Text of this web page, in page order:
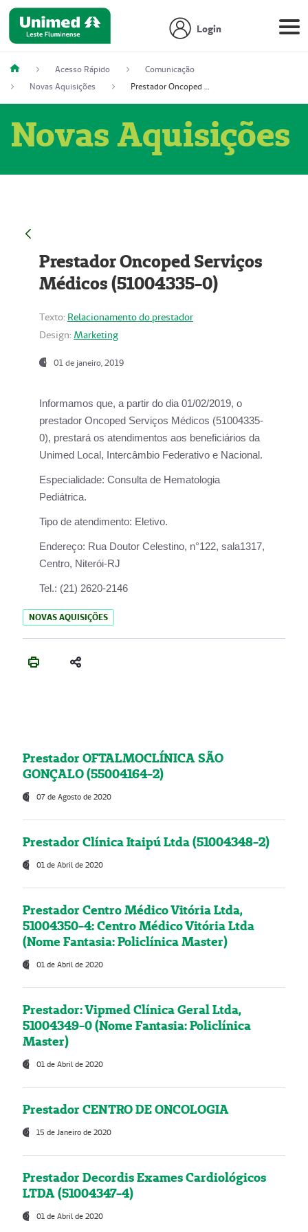
Login
Acesso Rápido
Comunicação
Novas Aquisições
Prestador Oncoped Serviços Médicos (51004335-0)
Novas Aquisições
Prestador Oncoped Serviços
Médicos (51004335-0)
Texto: Relacionamento do prestador
Design: Marketing
01 de janeiro, 2019
Informamos que, a partir do dia 01/02/2019, o
prestador Oncoped Serviços Médicos (51004335-
0), prestará os atendimentos aos beneficiários da
Unimed Local, Intercâmbio Federativo e Nacional.
Especialidade: Consulta de Hematologia
Pediátrica.
Tipo de atendimento: Eletivo.
Endereço: Rua Doutor Celestino, n°122, sala1317,
Centro, Niterói-RJ
Tel.: (21) 2620-2146
NOVAS AQUISIÇÕES
Prestador OFTALMOCLÍNICA SÃO
GONÇALO (55004164-2)
07 de Agosto de 2020
Prestador Clínica Itaipú Ltda (51004348-2)
01 de Abril de 2020
Prestador Centro Médico Vitória Ltda,
51004350-4: Centro Médico Vitória Ltda
(Nome Fantasia: Policlínica Master)
01 de Abril de 2020
Prestador: Vipmed Clínica Geral Ltda,
51004349-0 (Nome Fantasia: Policlínica
Master)
01 de Abril de 2020
Prestador CENTRO DE ONCOLOGIA
15 de Janeiro de 2020
Prestador Decordis Exames Cardiológicos
LTDA (51004347-4)
01 de Abril de 2020